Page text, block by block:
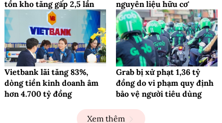
BYD Việt Nam khai trương Showroom
BYD HTA Hà Đông
XE 365
Petrolimex chi 11 tỷ đồng
Hoan TT bị phạt 200 triệu